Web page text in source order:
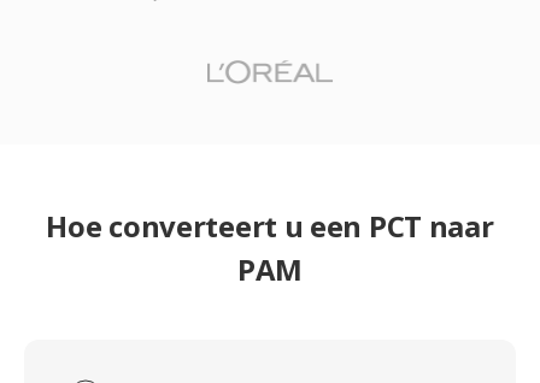
Hoe converteert u een PCT naar
PAM